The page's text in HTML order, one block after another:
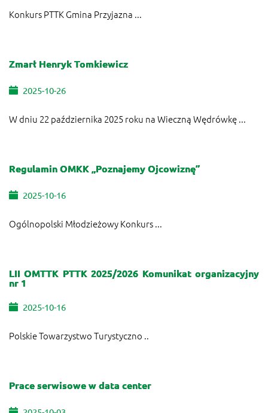
Konkurs PTTK Gmina Przyjazna ...
Zmarł Henryk Tomkiewicz
2025-10-26
W dniu 22 października 2025 roku na Wieczną Wędrówkę ...
Regulamin OMKK „Poznajemy Ojcowiznę”
2025-10-16
Ogólnopolski Młodzieżowy Konkurs ...
LII OMTTK PTTK 2025/2026 Komunikat organizacyjny
nr 1
2025-10-16
Polskie Towarzystwo Turystyczno ..
Prace serwisowe w data center